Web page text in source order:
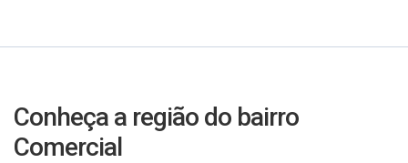
Conheça a região do bairro
Comercial